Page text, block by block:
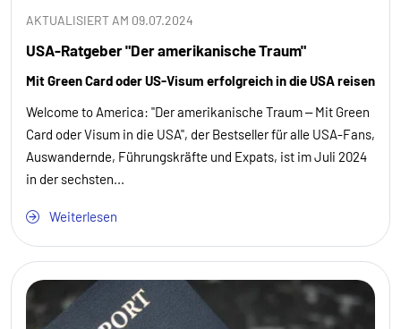
AKTUALISIERT AM 09.07.2024
USA-Ratgeber "Der amerikanische Traum"
Mit Green Card oder US-Visum erfolgreich in die USA reisen
Welcome to America: "Der amerikanische Traum – Mit Green
Card oder Visum in die USA", der Bestseller für alle USA-Fans,
Auswandernde, Führungskräfte und Expats, ist im Juli 2024
in der sechsten...
Weiterlesen